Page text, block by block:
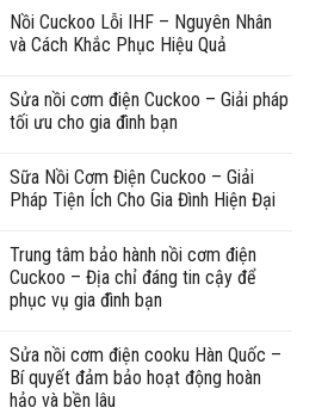
Nồi Cuckoo Lỗi IHF – Nguyên Nhân
và Cách Khắc Phục Hiệu Quả
Sửa nồi cơm điện Cuckoo – Giải pháp
tối ưu cho gia đình bạn
Sữa Nồi Cơm Điện Cuckoo – Giải
Pháp Tiện Ích Cho Gia Đình Hiện Đại
Trung tâm bảo hành nồi cơm điện
Cuckoo – Địa chỉ đáng tin cậy để
phục vụ gia đình bạn
Sửa nồi cơm điện cooku Hàn Quốc –
Bí quyết đảm bảo hoạt động hoàn
hảo và bền lâu